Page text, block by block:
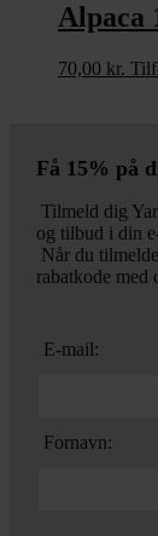
Alpaca
70,00 kr.
Få 15% på
Tilmeld dig
og tilbud i din
Når du
rabatkode med
E-mail:
Fornavn: